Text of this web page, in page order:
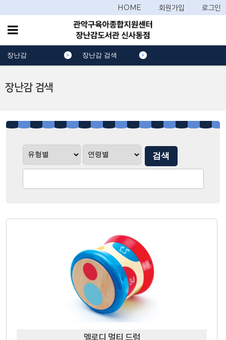
HOME 회원가입 로그인
장난감 검색
장난감 장난감 검색
멜로디 멀티 드럼